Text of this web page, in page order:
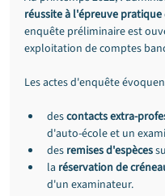
réussite à l'épreuve pratique
enquête préliminaire est
exploitation de comptes
Les actes d'enquête
des contacts extra-
d'auto-école et un
des remises d'espèces
la réservation de
d'un examinateur.